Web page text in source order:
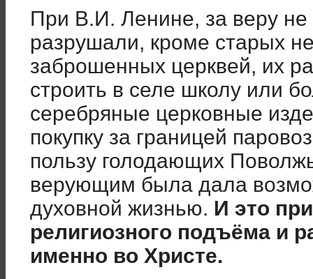
При В.И. Ленине, за веру
разрушали, кроме старых
заброшенных церквей, их
строить в селе школу или
серебряные церковные
покупку за границей
пользу голодающих
верующим была дала
духовной жизнью. И это
религиозного подъёма и
именно во Христе.